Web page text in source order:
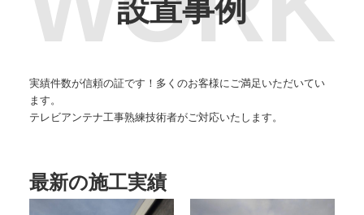
実績件数が信頼の証です！多くのお客様にご満足いただいてい
ます。
テレビアンテナ工事熟練技術者がご対応いたします。
最新の施工実績